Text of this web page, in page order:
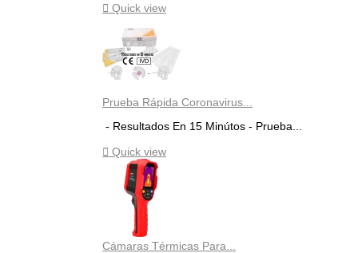
 Quick view
Prueba Rápida Coronavirus...
- Resultados En 15 Minútos - Prueba...
 Quick view
Cámaras Térmicas Para...